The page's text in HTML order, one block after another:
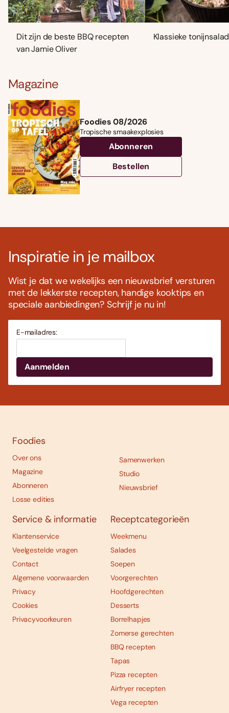
Dit zijn de beste BBQ recepten
van Jamie Oliver
Klassieke
Magazine
Foodies 08/2026
Tropische smaakexplosies
Abonneren
Bestellen
Inspiratie in je mailbox
Wist je dat we wekelijks een nieuwsbrief versturen
met de lekkerste recepten, handige kooktips en
speciale aanbiedingen? Schrijf je nu in!
E-mailadres:
Foodies
Over ons
Magazine
Abonneren
Losse edities
Samenwerken
Studio
Nieuwsbrief
Service & informatie
Klantenservice
Veelgestelde vragen
Contact
Algemene voorwaarden
Privacy
Cookies
Privacyvoorkeuren
Receptcategorieën
Weekmenu
Salades
Soepen
Voorgerechten
Hoofdgerechten
Desserts
Borrelhapjes
Zomerse gerechten
BBQ recepten
Tapas
Pizza recepten
Airfryer recepten
Vega recepten